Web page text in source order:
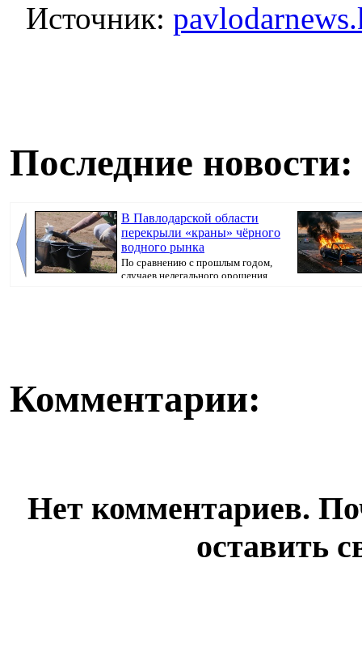
Источник:
Последние новости:
В Павлодарской области
перекрыли «краны» чёрного
водного рынка
По сравнению с прошлым годом,
случаев нелегального орошения
Комментарии:
Нет комментариев.
оставить